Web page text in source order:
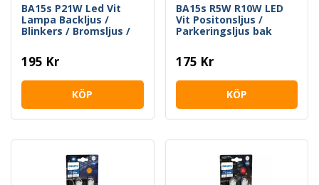
BA15s P21W Led Vit
Lampa Backljus /
Blinkers / Bromsljus /
195 Kr
KÖP
BA15s R5W R10W LED
Vit Positonsljus /
Parkeringsljus bak
175 Kr
KÖP